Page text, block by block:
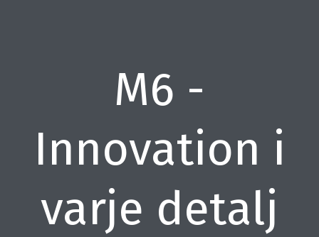
M6 -
Innovation i
varje detalj